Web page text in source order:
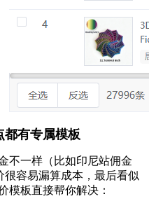
都有专属模板
不一样（比如印尼站佣金
很容易漏算成本，最后看似
模板直接帮你解决：